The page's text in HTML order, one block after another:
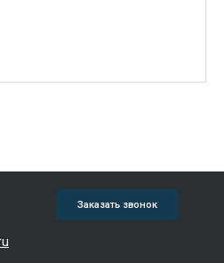
Заказать звонок